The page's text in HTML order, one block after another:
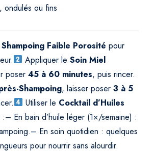
ondulés ou fins
Shampoing Faible Porosité pour
Appliquer leSoin Miel
poser 45 à 60 minutes, puis rincer.
Shampoing, laisser poser3 à 5
Utiliser le Cocktail d’Huiles
:– En bain d’huile léger (1×/semaine) :
– En soin quotidien : quelques
pour nourrir sans alourdir.